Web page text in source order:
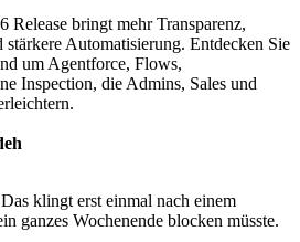
Release bringt mehr Transparenz,
stärkere Automatisierung. Entdecken Sie
um Agentforce, Flows,
Inspection, die Admins, Sales und
klingt erst einmal nach einem
ganzes Wochenende blocken müsste.